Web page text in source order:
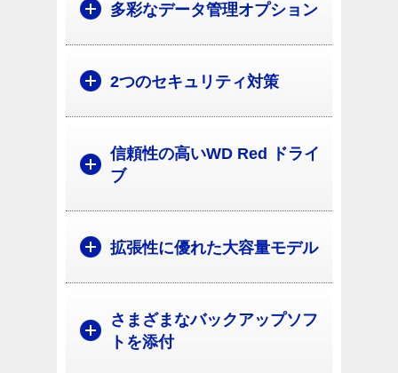
多彩なデータ管理オプション
2つのセキュリティ対策
信頼性の高いWD Red ドライ
ブ
拡張性に優れた大容量モデル
さまざまなバックアップソフ
トを添付